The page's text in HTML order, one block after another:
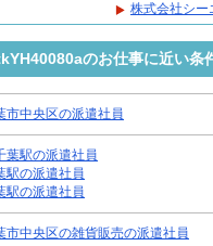
株式会社シー
のお仕事に近い条
市中央区の派遣社員
葉駅の派遣社員
駅の派遣社員
駅の派遣社員
市中央区の雑貨販売の派遣社員